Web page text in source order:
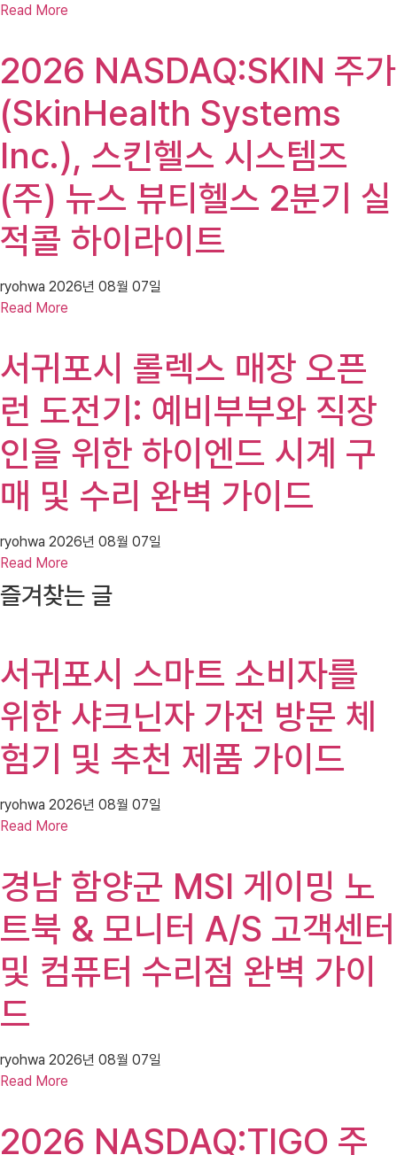
Read More
2026 NASDAQ:SKIN 주가
(SkinHealth Systems
Inc.), 스킨헬스 시스템즈
(주) 뉴스 뷰티헬스 2분기 실
적콜 하이라이트
ryohwa 2026년 08월 07일
Read More
서귀포시 롤렉스 매장 오픈
런 도전기: 예비부부와 직장
인을 위한 하이엔드 시계 구
매 및 수리 완벽 가이드
ryohwa 2026년 08월 07일
Read More
즐겨찾는 글
서귀포시 스마트 소비자를
위한 샤크닌자 가전 방문 체
험기 및 추천 제품 가이드
ryohwa 2026년 08월 07일
Read More
경남 함양군 MSI 게이밍 노
트북 & 모니터 A/S 고객센터
및 컴퓨터 수리점 완벽 가이
드
ryohwa 2026년 08월 07일
Read More
2026 NASDAQ:TIGO 주